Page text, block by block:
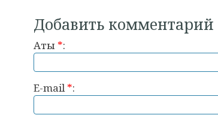
Добавить комментарий
Аты *:
E-mail *: